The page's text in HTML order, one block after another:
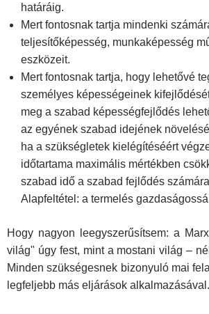
határáig.
Mert fontosnak tartja mindenki
teljesítőképesség, munkaképesség
eszközeit.
Mert fontosnak tartja, hogy lehetővé
személyes képességeinek
meg a szabad képességfejlődés
az egyének szabad idejének
ha a szükségletek kielégítéséért
időtartama maximális mértékben
szabad idő a szabad fejlődés
Alapfeltétel: a termelés
Hogy nagyon leegyszerűsítsem: a
világ" úgy fest, mint a mostani világ –
Minden szükségesnek bizonyuló mai
legfeljebb más eljárások alkalmazásával.